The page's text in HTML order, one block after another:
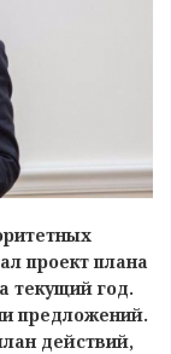
проект плана
текущий год.
предложений.
действий,